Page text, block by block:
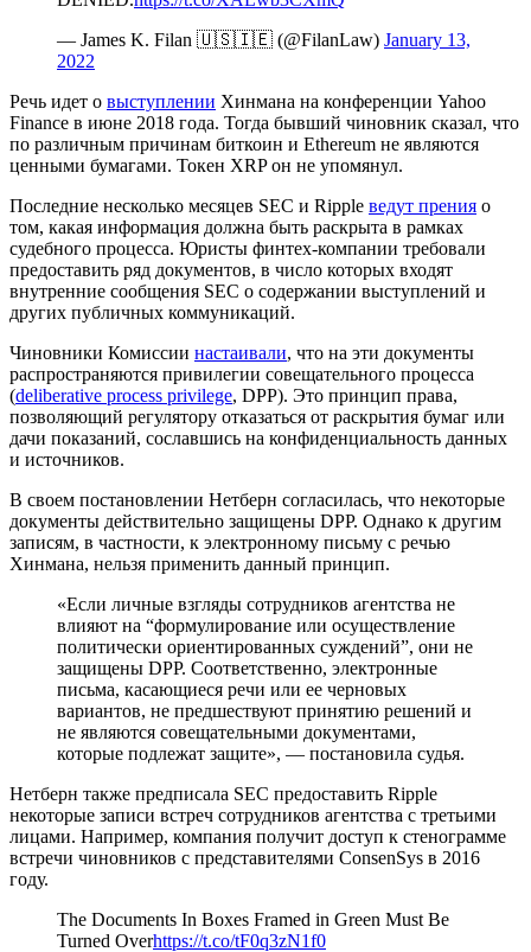
— James K. Filan 🇺🇸🇮🇪 (@FilanLaw) January 13,
2022
Речь идет о выступлении Хинмана на конференции Yahoo
Finance в июне 2018 года. Тогда бывший чиновник сказал, что
по различным причинам биткоин и Ethereum не являются
ценными бумагами. Токен XRP он не упомянул.
Последние несколько месяцев SEC и Ripple ведут прения о
том, какая информация должна быть раскрыта в рамках
судебного процесса. Юристы финтех-компании требовали
предоставить ряд документов, в число которых входят
внутренние сообщения SEC о содержании выступлений и
других публичных коммуникаций.
Чиновники Комиссии настаивали, что на эти документы
распространяются привилегии совещательного процесса
(deliberative process privilege, DPP). Это принцип права,
позволяющий регулятору отказаться от раскрытия бумаг или
дачи показаний, сославшись на конфиденциальность данных
и источников.
В своем постановлении Нетберн согласилась, что некоторые
документы действительно защищены DPP. Однако к другим
записям, в частности, к электронному письму с речью
Хинмана, нельзя применить данный принцип.
«Если личные взгляды сотрудников агентства не
влияют на “формулирование или осуществление
политически ориентированных суждений”, они не
защищены DPP. Соответственно, электронные
письма, касающиеся речи или ее черновых
вариантов, не предшествуют принятию решений и
не являются совещательными документами,
которые подлежат защите», — постановила судья.
Нетберн также предписала SEC предоставить Ripple
некоторые записи встреч сотрудников агентства с третьими
лицами. Например, компания получит доступ к стенограмме
встречи чиновников с представителями ConsenSys в 2016
году.
The Documents In Boxes Framed in Green Must Be
Turned Overhttps://t.co/tF0q3zN1f0